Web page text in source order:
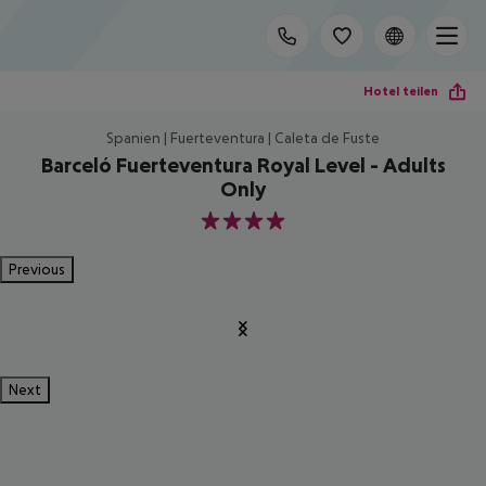
Hotel teilen
Spanien | Fuerteventura | Caleta de Fuste
Barceló Fuerteventura Royal Level - Adults
Only
4
Previous
Next